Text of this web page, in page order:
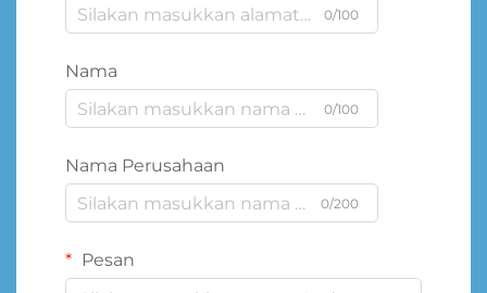
0/100
Nama
0/100
Nama Perusahaan
0/200
Pesan